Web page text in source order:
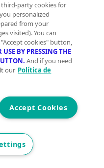
third-party cookies for
personalized
from your
visited). You can
cookies" button,
USE BY PRESSING THE
And if you need
our Política de
Accept Cookies